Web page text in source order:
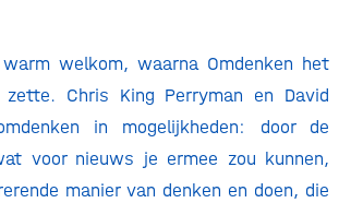
welkom, waarna Omdenken het
Chris King Perryman en David
in mogelijkheden: door de
voor nieuws je ermee zou kunnen,
manier van denken en doen, die